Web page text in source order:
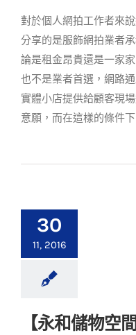
對於個人網拍工作者來
分享的是服飾網拍業者
論是租金昂貴還是一家
也不是業者首選，網路
實體小店提供給顧客現
意願，而在這樣的條件
30
11, 2016
【永
【永和儲物空